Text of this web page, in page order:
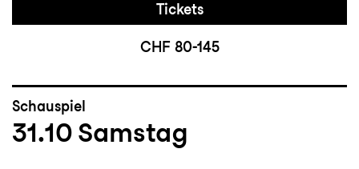
Tickets
CHF 80-145
Schauspiel
31.10 Samstag